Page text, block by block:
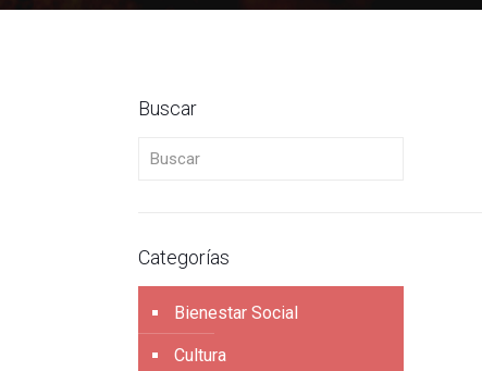
Buscar
Buscar
Categorías
Bienestar Social
Cultura